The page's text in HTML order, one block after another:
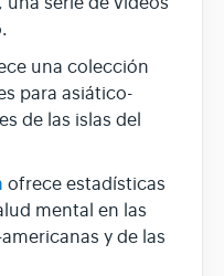
una colección
para asiático-
de las islas del
ofrece estadísticas
mental en las
y de las